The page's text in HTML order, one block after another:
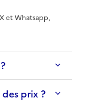
et Whatsapp,
prix ?